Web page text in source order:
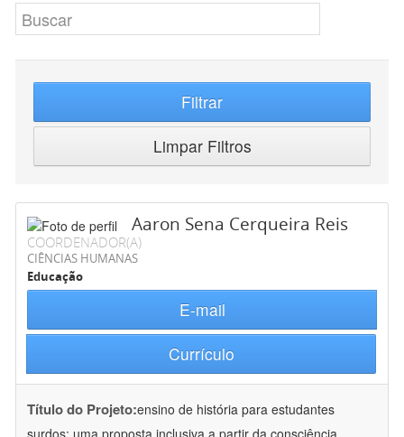
Filtrar
Limpar Filtros
Aaron Sena Cerqueira Reis
COORDENADOR(A)
CIÊNCIAS HUMANAS
Educação
E-mail
Currículo
Título do Projeto:ensino de história para estudantes